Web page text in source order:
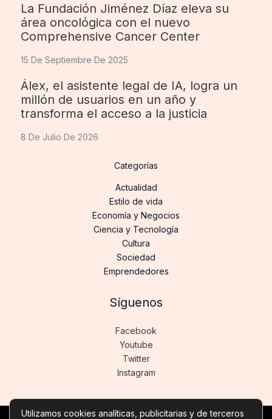
La Fundación Jiménez Díaz eleva su
área oncológica con el nuevo
Comprehensive Cancer Center
15 De Septiembre De 2025
Álex, el asistente legal de IA, logra un
millón de usuarios en un año y
transforma el acceso a la justicia
8 De Julio De 2026
Categorías
Actualidad
Estilo de vida
Economía y Negocios
Ciencia y Tecnología
Cultura
Sociedad
Emprendedores
Síguenos
Facebook
Youtube
Twitter
Instagram
Utilizamos cookies analíticas, publicitarias y de terceros